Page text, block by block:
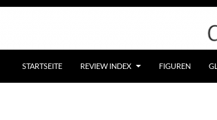
STARTSEITE REVIEW INDEX FIGUREN